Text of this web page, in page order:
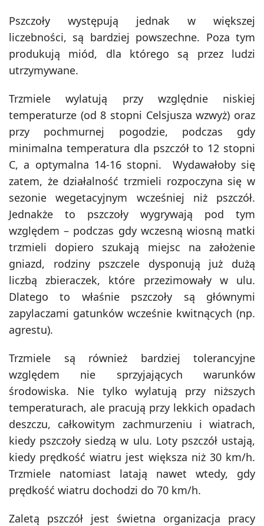
Pszczoły występują jednak w większej
liczebności, są bardziej powszechne. Poza tym
produkują miód, dla którego są przez ludzi
utrzymywane.
Trzmiele wylatują przy względnie niskiej
temperaturze (od 8 stopni Celsjusza wzwyż) oraz
przy pochmurnej pogodzie, podczas gdy
minimalna temperatura dla pszczół to 12 stopni
C, a optymalna 14-16 stopni. Wydawałoby się
zatem, że działalność trzmieli rozpoczyna się w
sezonie wegetacyjnym wcześniej niż pszczół.
Jednakże to pszczoły wygrywają pod tym
względem – podczas gdy wczesną wiosną matki
trzmieli dopiero szukają miejsc na założenie
gniazd, rodziny pszczele dysponują już dużą
liczbą zbieraczek, które przezimowały w ulu.
Dlatego to właśnie pszczoły są głównymi
zapylaczami gatunków wcześnie kwitnących (np.
agrestu).
Trzmiele są również bardziej tolerancyjne
względem nie sprzyjających warunków
środowiska. Nie tylko wylatują przy niższych
temperaturach, ale pracują przy lekkich opadach
deszczu, całkowitym zachmurzeniu i wiatrach,
kiedy pszczoły siedzą w ulu. Loty pszczół ustają,
kiedy prędkość wiatru jest większa niż 30 km/h.
Trzmiele natomiast latają nawet wtedy, gdy
prędkość wiatru dochodzi do 70 km/h.
Zaletą pszczół jest świetna organizacja pracy